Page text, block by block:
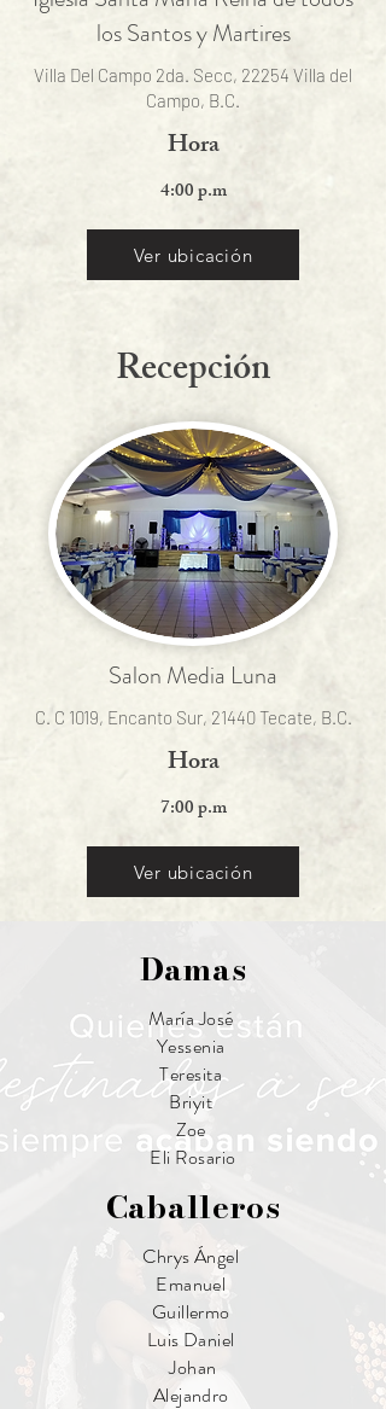
los Santos y Martires
Villa Del Campo 2da. Secc, 22254 Villa del
Campo, B.C.
Hora
4:00 p.m
Ver ubicación
Recepción
Salon Media Luna
C. C 1019, Encanto Sur, 21440 Tecate, B.C.
Hora
7:00 p.m
Ver ubicación
Damas
María José
Yessenia
Teresita
Briyit
Zoe
Eli Rosario
Caballeros
Chrys Ángel
Emanuel
Guillermo
Luis Daniel
Johan
Alejandro